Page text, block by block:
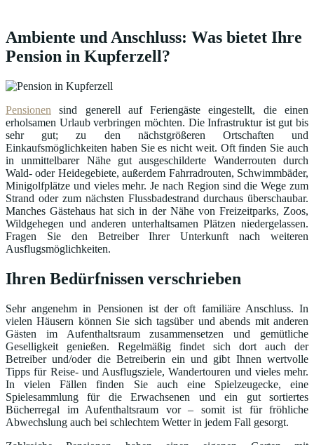
Ambiente und Anschluss: Was bietet Ihre
Pension in Kupferzell?
Pensionen sind generell auf Feriengäste eingestellt, die einen
erholsamen Urlaub verbringen möchten. Die Infrastruktur ist gut bis
sehr gut; zu den nächstgrößeren Ortschaften und
Einkaufsmöglichkeiten haben Sie es nicht weit. Oft finden Sie auch
in unmittelbarer Nähe gut ausgeschilderte Wanderrouten durch
Wald- oder Heidegebiete, außerdem Fahrradrouten, Schwimmbäder,
Minigolfplätze und vieles mehr. Je nach Region sind die Wege zum
Strand oder zum nächsten Flussbadestrand durchaus überschaubar.
Manches Gästehaus hat sich in der Nähe von Freizeitparks, Zoos,
Wildgehegen und anderen unterhaltsamen Plätzen niedergelassen.
Fragen Sie den Betreiber Ihrer Unterkunft nach weiteren
Ausflugsmöglichkeiten.
Ihren Bedürfnissen verschrieben
Sehr angenehm in Pensionen ist der oft familiäre Anschluss. In
vielen Häusern können Sie sich tagsüber und abends mit anderen
Gästen im Aufenthaltsraum zusammensetzen und gemütliche
Geselligkeit genießen. Regelmäßig findet sich dort auch der
Betreiber und/oder die Betreiberin ein und gibt Ihnen wertvolle
Tipps für Reise- und Ausflugsziele, Wandertouren und vieles mehr.
In vielen Fällen finden Sie auch eine Spielzeugecke, eine
Spielesammlung für die Erwachsenen und ein gut sortiertes
Bücherregal im Aufenthaltsraum vor – somit ist für fröhliche
Abwechslung auch bei schlechtem Wetter in jedem Fall gesorgt.